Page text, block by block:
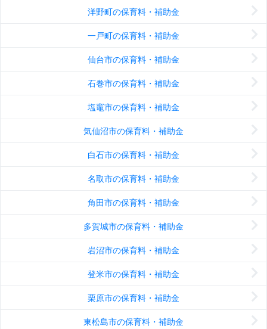
洋野町の保育料・補助金
一戸町の保育料・補助金
仙台市の保育料・補助金
石巻市の保育料・補助金
塩竈市の保育料・補助金
気仙沼市の保育料・補助金
白石市の保育料・補助金
名取市の保育料・補助金
角田市の保育料・補助金
多賀城市の保育料・補助金
岩沼市の保育料・補助金
登米市の保育料・補助金
栗原市の保育料・補助金
東松島市の保育料・補助金